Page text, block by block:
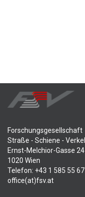
Forschungsgesellschaft
Straße - Schiene -
Ernst-Melchior-Gasse 24
1020 Wien
Telefon: +43 1 585 55
office(at)fsv.at